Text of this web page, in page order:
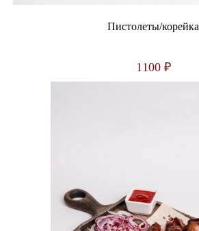
Пистолеты/корейка
1100 ₽